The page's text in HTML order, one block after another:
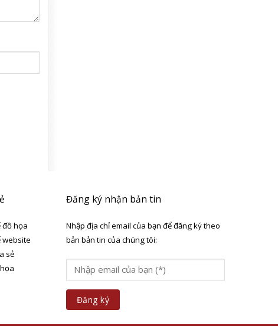
đồ họa
website
sẻ
Đăng ký nhận bản tin
Nhập địa chỉ email của bạn để đăng ký theo
bản bản tin của chúng tôi: